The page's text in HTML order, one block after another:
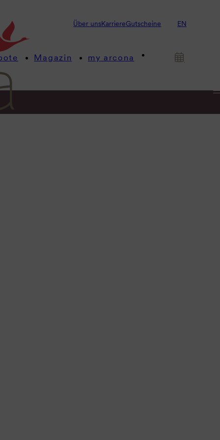
Über unsKarriereGutscheine EN
Magazin my arcona